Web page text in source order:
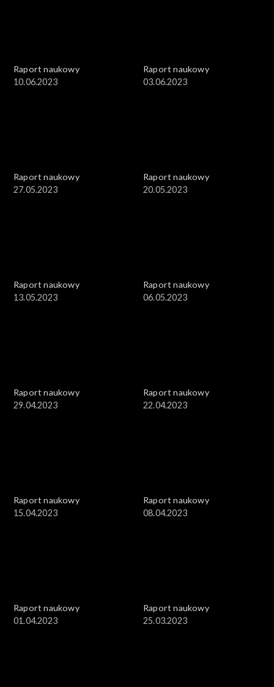
Raport naukowy
10.06.2023
Raport naukowy
03.06.2023
Raport naukowy
27.05.2023
Raport naukowy
20.05.2023
Raport naukowy
13.05.2023
Raport naukowy
06.05.2023
Raport naukowy
29.04.2023
Raport naukowy
22.04.2023
Raport naukowy
15.04.2023
Raport naukowy
08.04.2023
Raport naukowy
01.04.2023
Raport naukowy
25.03.2023